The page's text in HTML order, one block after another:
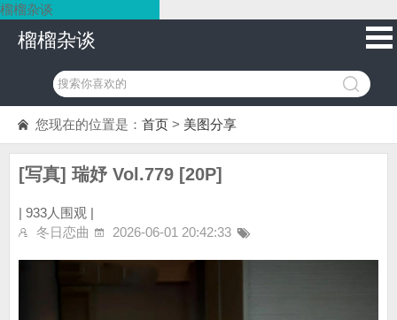
榴榴杂谈
榴榴杂谈
您现在的位置是： 首页 > 美图分享
[写真] 瑞妤 Vol.779 [20P]
| 933人围观 |
冬日恋曲
2026-06-01 20:42:33